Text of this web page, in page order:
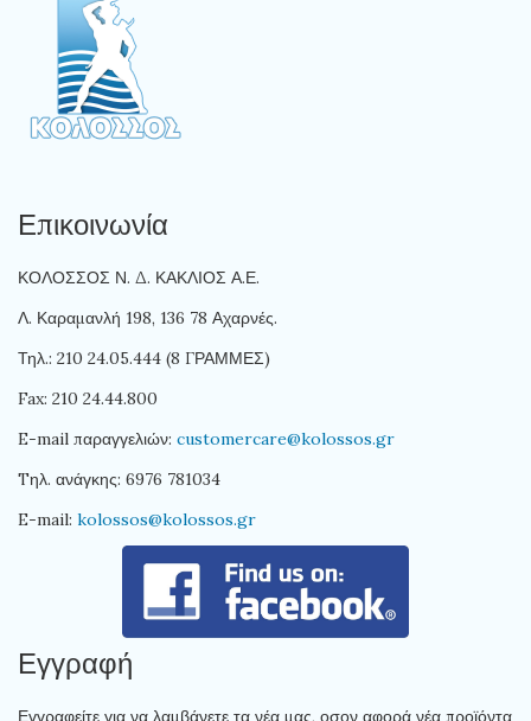
Επικοινωνία
ΚΟΛΟΣΣΟΣ Ν. Δ. ΚΑΚΛΙΟΣ Α.Ε.
Λ. Καραμανλή 198, 136 78 Αχαρνές.
Τηλ.: 210 24.05.444 (8 ΓΡΑΜΜΕΣ)
Fax: 210 24.44.800
E-mail παραγγελιών: customercare@kolossos.gr
Tηλ. ανάγκης: 6976 781034
E-mail: kolossos@kolossos.gr
Εγγραφή
Εγγραφείτε για να λαμβάνετε τα νέα μας, οσον αφορά νέα προϊόντα